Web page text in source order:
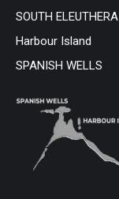
SOUTH ELEUTHERA
Harbour Island
SPANISH WELLS